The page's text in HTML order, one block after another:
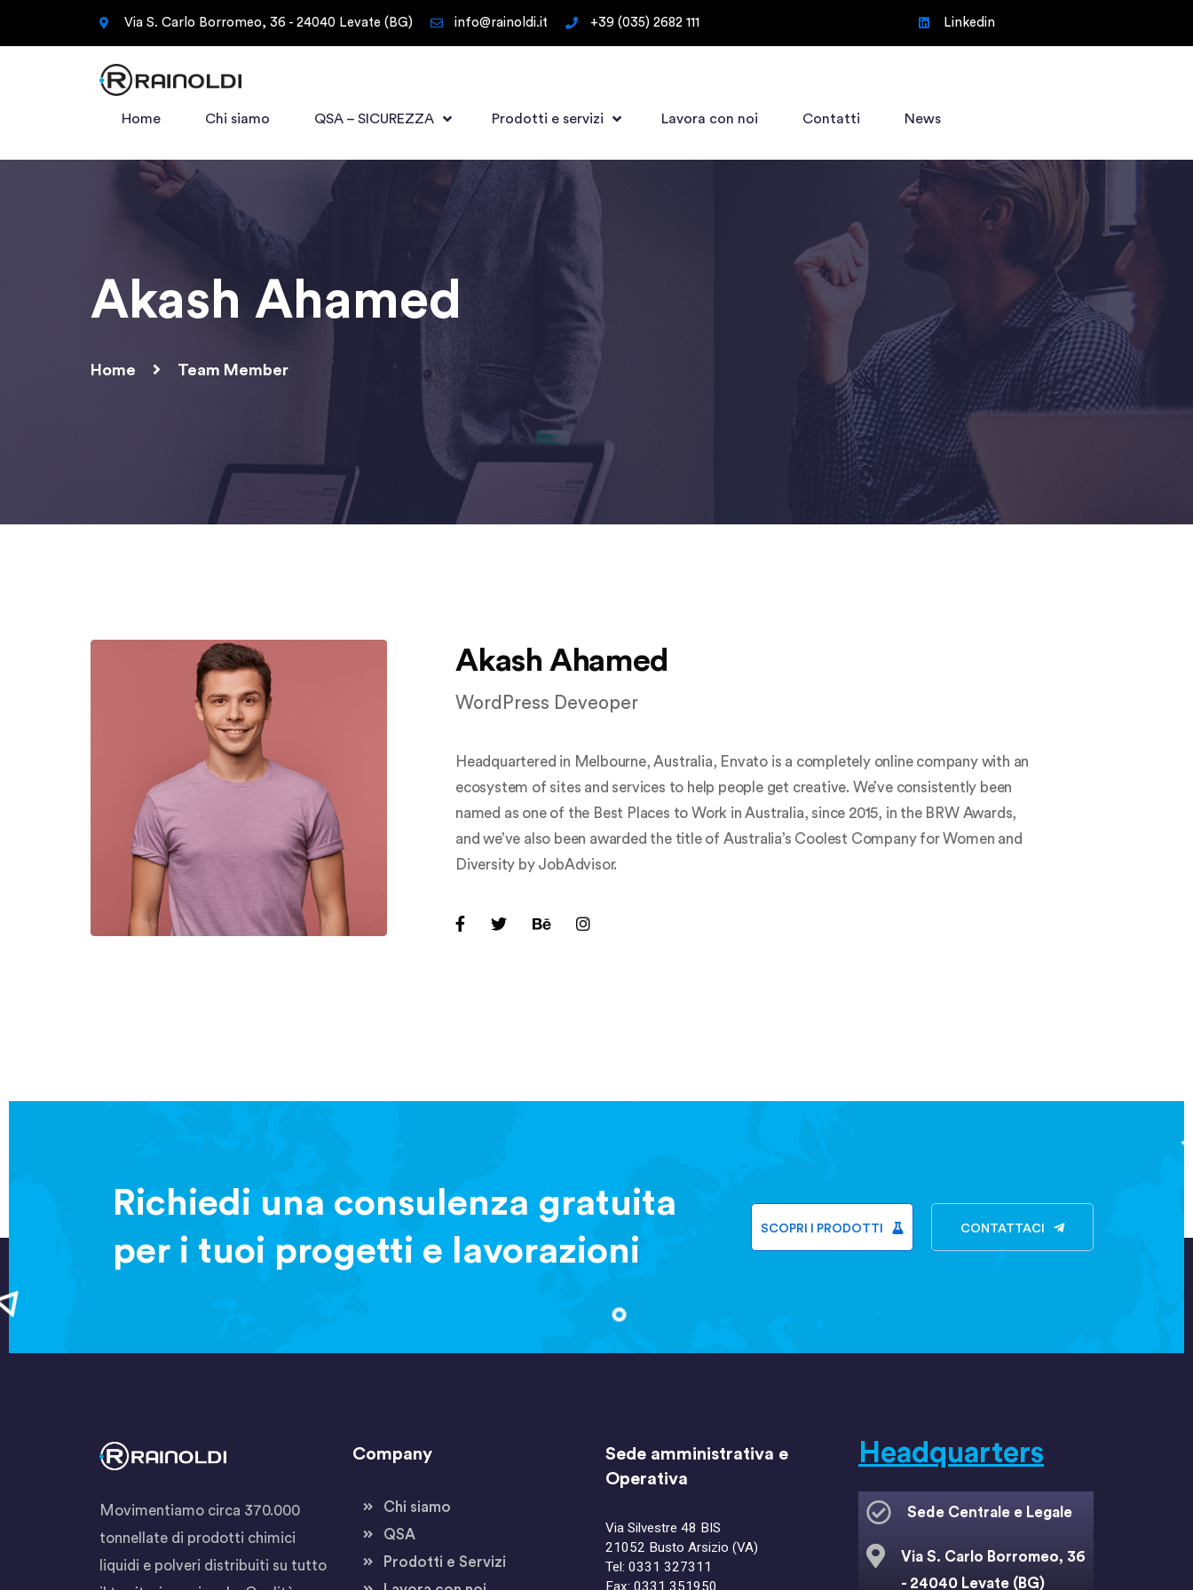
Via S. Carlo Borromeo, 36 - 24040 Levate (BG) info@rainoldi.it +39 (035) 2682 111 Linkedin
Home Chi siamo QSA – SICUREZZA Prodotti e servizi Lavora con noi Contatti News
Akash Ahamed
Home Team Member
Akash Ahamed
WordPress Deveoper
Headquartered in Melbourne, Australia, Envato is a completely online company with an
ecosystem of sites and services to help people get creative. We’ve consistently been
named as one of the Best Places to Work in Australia, since 2015, in the BRW Awards,
and we’ve also been awarded the title of Australia’s Coolest Company for Women and
Diversity by JobAdvisor.
Richiedi una consulenza gratuita
per i tuoi progetti e lavorazioni
SCOPRI I PRODOTTI CONTATTACI
Movimentiamo circa 370.000
tonnellate di prodotti chimici
liquidi e polveri distribuiti su tutto
Company
Chi siamo
QSA
Prodotti e Servizi
Sede amministrativa e
Operativa
Via Silvestre 48 BIS
21052 Busto Arsizio (VA)
Tel: 0331 327311
Fax: 0331 351950
Headquarters
Sede Centrale e Legale
Via S. Carlo Borromeo, 36
- 24040 Levate (BG)